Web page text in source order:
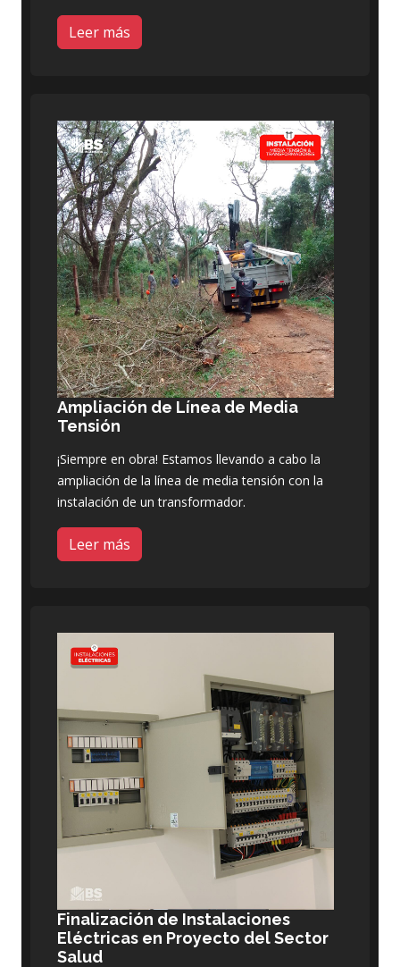
Leer más
Ampliación de Línea de Media
Tensión
¡Siempre en obra! Estamos llevando a cabo la
ampliación de la línea de media tensión con la
instalación de un transformador.
Leer más
Finalización de Instalaciones
Eléctricas en Proyecto del Sector
Salud